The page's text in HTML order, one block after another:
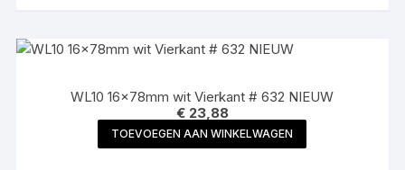
WL10 16x78mm wit Vierkant # 632 NIEUW
€23,88
TOEVOEGEN AAN WINKELWAGEN